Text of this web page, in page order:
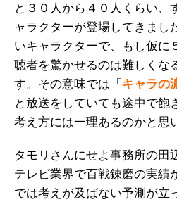
と３０人から４０人くらい、
ャラクターが登場してきまし
いキャラクターで、もし仮に
聴者を驚かせるのは難しくな
す。その意味では「 キャラの
と放送をしていても途中で飽
考え方には一理あるのかと思
タモリさんにせよ事務所の田
テレビ業界で百戦錬磨の実績
では考えが及ばない予測が立